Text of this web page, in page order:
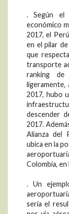
. Según el
económico
2017, el
en el pilar
que
transporte
ranking de
ligeramente,
2017, hubo
descender
2017.
Alianza del
ubica en la
Colombia, en
. Un
sería el